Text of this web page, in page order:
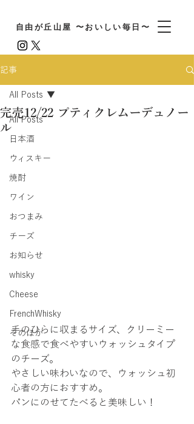
自由が丘山屋 〜おいしい毎日〜
記事
All Posts
日本酒
ウィスキー
焼酎
ワイン
おつまみ
チーズ
お知らせ
whisky
Cheese
FrenchWhisky
そのほか
All Posts
完売12/22 プティクレムーデュノー
ル
手のひらに収まるサイズ、クリーミー
な食感で食べやすいウォッシュタイプ
のチーズ。
やさしい味わいなので、
ウォッシュ初
心者の方におすすめ。
パンにのせてたべると美味しい！